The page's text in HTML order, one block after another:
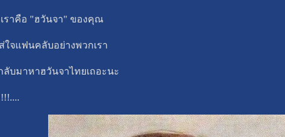
เราคือ "ฮวันจา" ของคุณ
จแฟนคลับอย่างพวกเรา
ลับมาหาฮวันจาไทยเถอะนะ